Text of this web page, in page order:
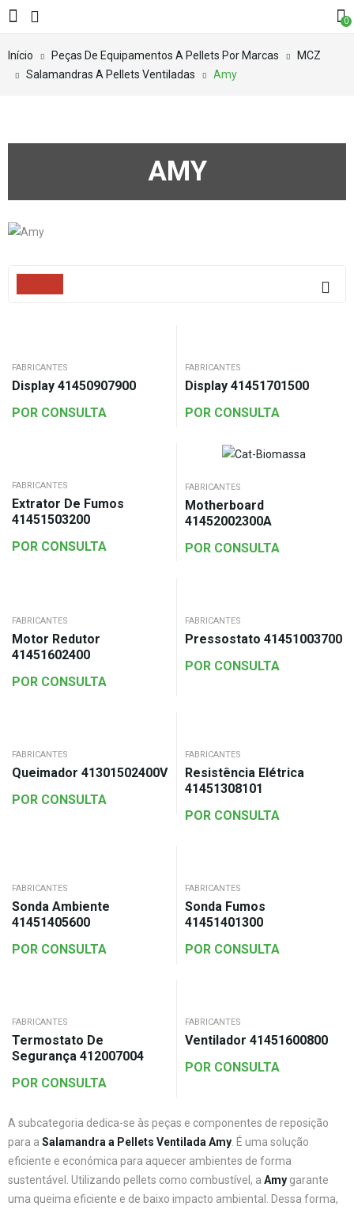
0
Início Peças De Equipamentos A Pellets Por Marcas
MCZ
Salamandras A Pellets Ventiladas
Amy
AMY
FABRICANTES
Display 41450907900
POR CONSULTA
FABRICANTES
Display 41451701500
POR CONSULTA
FABRICANTES
Extrator De Fumos
41451503200
POR CONSULTA
FABRICANTES
Motherboard
41452002300A
POR CONSULTA
FABRICANTES
Motor Redutor
41451602400
POR CONSULTA
FABRICANTES
Pressostato 41451003700
POR CONSULTA
FABRICANTES
Queimador 41301502400V
POR CONSULTA
FABRICANTES
Resistência Elétrica
41451308101
POR CONSULTA
FABRICANTES
Sonda Ambiente
41451405600
POR CONSULTA
FABRICANTES
Sonda Fumos
41451401300
POR CONSULTA
FABRICANTES
Termostato De
Segurança 412007004
POR CONSULTA
FABRICANTES
Ventilador 41451600800
POR CONSULTA
A subcategoria dedica-se às peças e componentes de reposição
para a Salamandra a Pellets Ventilada Amy . É uma solução
eficiente e económica para aquecer ambientes de forma
sustentável. Utilizando pellets como combustível, a Amy garante
uma queima eficiente e de baixo impacto ambiental. Dessa forma,